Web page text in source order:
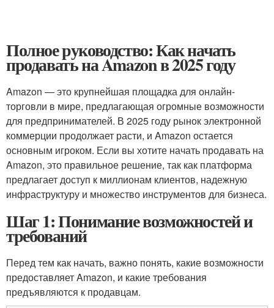
Полное руководство: Как начать
продавать на Amazon в 2025 году
Amazon — это крупнейшая площадка для онлайн-
торговли в мире, предлагающая огромные возможности
для предпринимателей. В 2025 году рынок электронной
коммерции продолжает расти, и Amazon остается
основным игроком. Если вы хотите начать продавать на
Amazon, это правильное решение, так как платформа
предлагает доступ к миллионам клиентов, надежную
инфраструктуру и множество инструментов для бизнеса.
Шаг 1: Понимание возможностей и
требований
Перед тем как начать, важно понять, какие возможности
предоставляет Amazon, и какие требования
предъявляются к продавцам.